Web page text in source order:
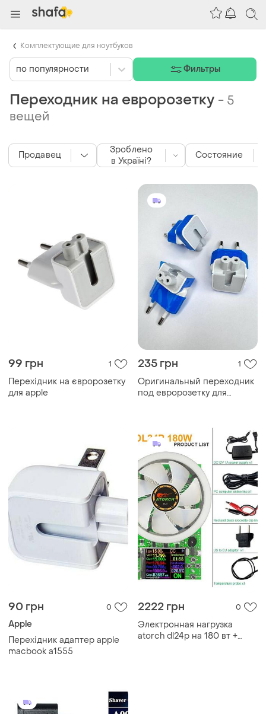
Переходник на евророзетку - 5
вещей
99 грн 1
Перехідник на євророзетку
для apple
235 грн 1
Оригинальный переходник
под евророзетку для
90 грн 0
Apple
Перехідник адаптер apple
macbook a1555
2222 грн 0
Электронная нагрузка
atorch dl24р на 180 вт +
Продавец
Зроблено
в Україні?
Состояние
по популярности Фильтры
Комплектующие для ноутбуков